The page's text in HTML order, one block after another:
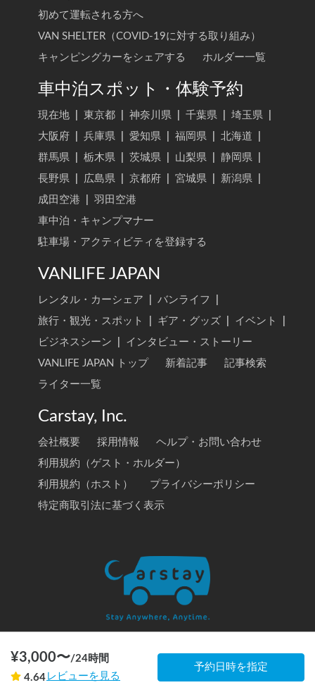
¥3,000〜/24時間
4.64 レビューを見る
予約日時を指定
初めて運転される方へ
VAN SHELTER（COVID-19に対する取り組み）
キャンピングカーをシェアする
ホルダー一覧
車中泊スポット・体験予約
現在地 東京都 神奈川県 千葉県 埼玉県
大阪府
兵庫県 愛知県 福岡県 北海道
群馬県
栃木県 茨城県 山梨県 静岡県
長野県
広島県 京都府 宮城県 新潟県
成田空港
羽田空港
車中泊・キャンプマナー
駐車場・アクティビティを登録する
VANLIFE JAPAN
レンタル・カーシェア バンライフ
旅行・観光・スポット
ギア・グッズ イベント
ビジネスシーン
インタビュー・ストーリー
VANLIFE JAPAN トップ
新着記事
記事検索
ライター一覧
Carstay, Inc.
会社概要 採用情報
ヘルプ・お問い合わせ
利用規約（ゲスト・ホルダー）
利用規約（ホスト）
プライバシーポリシー
特定商取引法に基づく表示
© 2020 Carstay, Inc. All Rights Reserved